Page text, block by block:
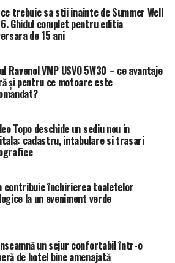
acte legale, dar şi după
scrie Ingrid
PRIMA
Halep: De cine a fost
decisă!” | Capitala24
trebuie sa stii inainte de Summer Well
Ghidul complet pentru editia
de 15 ani
Ravenol VMP USVO 5W30 – ce avantaje
și pentru ce motoare este
Topo deschide un sediu nou in
cadastru, intabulare si trasari
contribuie închirierea toaletelor
la un eveniment verde
un sejur confortabil într-o
de hotel bine amenajată